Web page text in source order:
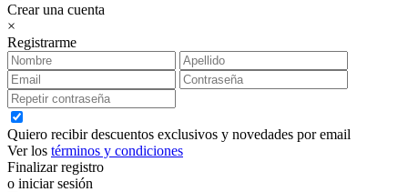
Crear una cuenta
×
Registrarme
Quiero recibir descuentos exclusivos y novedades por email
Ver los términos y condiciones
Finalizar registro
o iniciar sesión